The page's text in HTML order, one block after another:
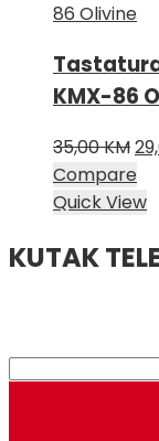
KMX-86
35,00KM
bila
Compare
Quick View
KUTAK
Search